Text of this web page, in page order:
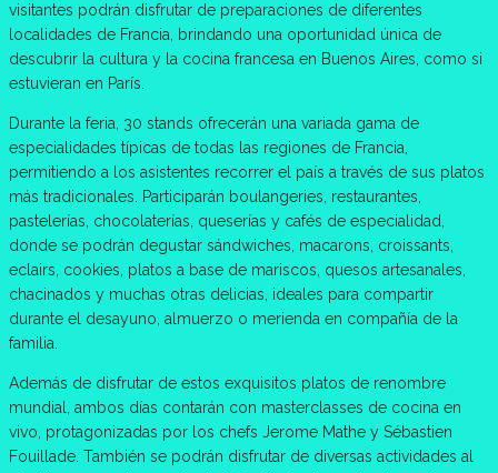
visitantes podrán disfrutar de preparaciones de diferentes
localidades de Francia, brindando una oportunidad única de
descubrir la cultura y la cocina francesa en Buenos Aires, como si
estuvieran en París.
Durante la feria, 30 stands ofrecerán una variada gama de
especialidades típicas de todas las regiones de Francia,
permitiendo a los asistentes recorrer el país a través de sus platos
más tradicionales. Participarán boulangeries, restaurantes,
pastelerías, chocolaterías, queserías y cafés de especialidad,
donde se podrán degustar sándwiches, macarons, croissants,
eclairs, cookies, platos a base de mariscos, quesos artesanales,
chacinados y muchas otras delicias, ideales para compartir
durante el desayuno, almuerzo o merienda en compañía de la
familia.
Además de disfrutar de estos exquisitos platos de renombre
mundial, ambos días contarán con masterclasses de cocina en
vivo, protagonizadas por los chefs Jerome Mathe y Sébastien
Fouillade. También se podrán disfrutar de diversas actividades al